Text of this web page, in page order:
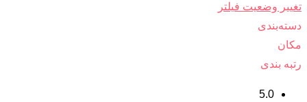
تغییر وضعیت فیلتر
دسته‌بندی
مکان
رتبه بندی
5.0